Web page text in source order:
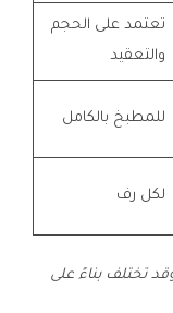
تعتمد على الحجم
والتعقيد
للمطبخ بالكامل
لكل رف
تختلف بناءً على